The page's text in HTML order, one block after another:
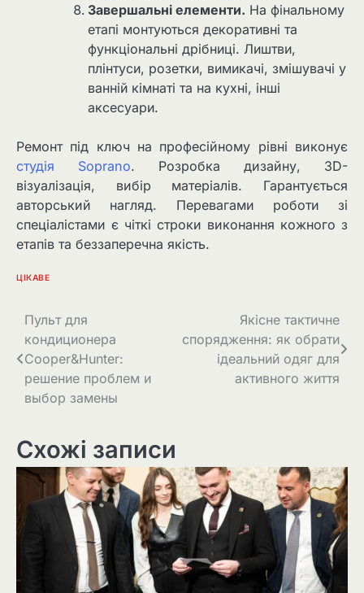
Завершальні елементи. На фінальному
етапі монтуються декоративні та
функціональні дрібниці. Лиштви,
плінтуси, розетки, вимикачі, змішувачі у
ванній кімнаті та на кухні, інші
аксесуари.
Ремонт під ключ на професійному рівні виконує
студія Soprano. Розробка дизайну, 3D-
візуалізація, вибір матеріалів. Гарантується
авторський нагляд. Перевагами роботи зі
спеціалістами є чіткі строки виконання кожного з
етапів та беззаперечна якість.
ЦІКАВЕ
Навігація
записів
Пульт для
кондиционера
Cooper&Hunter:
решение проблем и
выбор замены
Якісне тактичне
спорядження: як обрати
ідеальний одяг для
активного життя
Схожі записи